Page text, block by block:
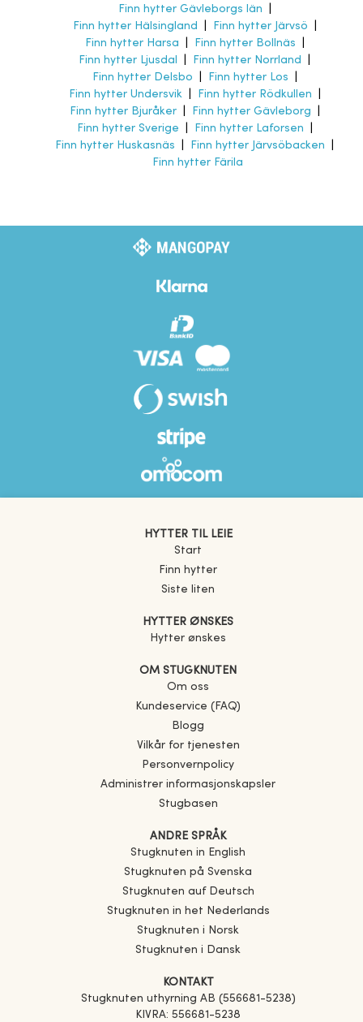
Finn hytter Gävleborgs län
Finn hytter Hälsingland
Finn hytter Järvsö
Finn hytter Harsa
Finn hytter Bollnäs
Finn hytter Ljusdal
Finn hytter Norrland
Finn hytter Delsbo
Finn hytter Los
Finn hytter Undersvik| Finn hytter Rödkullen
Finn hytter Bjuråker| Finn hytter Gävleborg
Finn hytter Sverige
Finn hytter Laforsen
Finn hytter Huskasnäs
Finn hytter Järvsöbacken
Finn hytter Färila
HYTTER TIL LEIE
Start
Finn hytter
Siste liten
HYTTER ØNSKES
Hytter ønskes
OM STUGKNUTEN
Om oss
Kundeservice (FAQ)
Blogg
Vilkår for tjenesten
Personvernpolicy
Administrer informasjonskapsler
Stugbasen
ANDRE SPRÅK
Stugknuten in English
Stugknuten på Svenska
Stugknuten auf Deutsch
Stugknuten in het Nederlands
Stugknuten i Norsk
Stugknuten i Dansk
KONTAKT
Stugknuten uthyrning AB (556681-5238)
KIVRA: 556681-5238